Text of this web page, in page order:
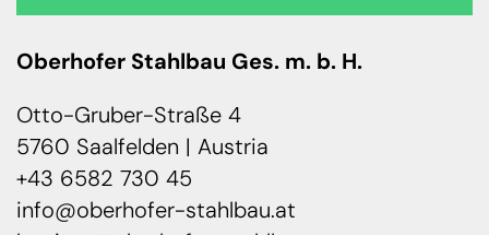
Oberhofer Stahlbau Ges. m. b. H.
Otto-Gruber-Straße 4
5760 Saalfelden | Austria
+43 6582 730 45
info@oberhofer-stahlbau.at